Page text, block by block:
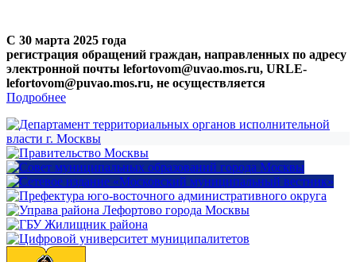
С 30 марта 2025 года
регистрация обращений граждан, направленных по адресу
электронной почты lefortovom@uvao.mos.ru, URLE-
lefortovom@puvao.mos.ru, не осуществляется
Подробнее